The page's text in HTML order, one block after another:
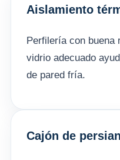
Aislamiento
Perfilería con buena
vidrio adecuado
de pared fría.
Cajón de